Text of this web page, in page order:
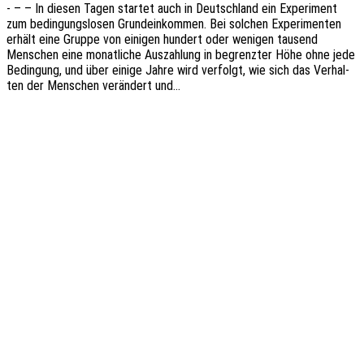
- – – In diesen Tagen star­tet auch in Deutsch­land ein Expe­ri­ment
zum bedin­gungs­lo­sen Grund­ein­kom­men. Bei solchen Expe­ri­men­ten
erhält eine Gruppe von eini­gen hundert oder weni­gen tausend
Menschen eine monat­li­che Auszah­lung in begrenz­ter Höhe ohne jede
Bedin­gung, und über einige Jahre wird verfolgt, wie sich das Verhal­
ten der Menschen verän­dert und…